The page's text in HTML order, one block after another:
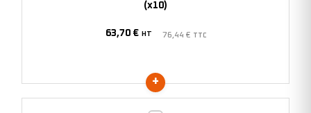
-
(x10)
63,70 € HT 76,44 € TTC